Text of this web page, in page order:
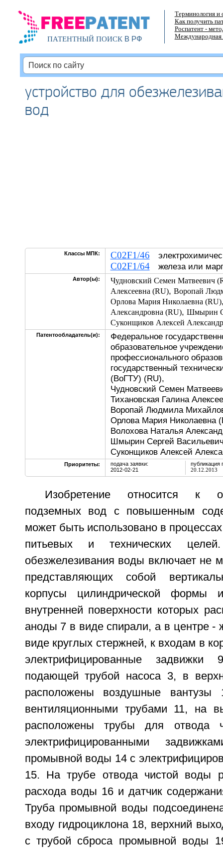
ПАТЕНТНЫЙ ПОИСКВ РФ
Терминология и
Как получить
Роспатент -
Международная
устройство для
вод
Классы МПК: C02F1/46
C02F1/64железа или
Автор(ы):
Чудновский Семен Матвеевич
Алексеевна (RU), Воропай
Орлова Мария Николаевна (RU)
Александровна (RU), Шмырин
Суконщиков Алексей
Патентообладатель(и):
Федеральное
образовательное
профессионального
государственный
(ВоГТУ) (RU),
Чудновский Семен
Тихановская Галина
Воропай Людмила
Орлова Мария Николаевна
Волохова Наталья
Шмырин Сергей
Суконщиков Алексей
Приоритеты:
подача заявки:
2012-02-21
публикация
20.12.2013
Изобретение относится к
подземных вод с повышенным
может быть использовано в
питьевых и технических
обезжелезивания воды включает не
представляющих собой
корпусы цилиндрической формы
внутренней поверхности которых
аноды 7 в виде спирали, а в центре -
виде круглых стержней, к входам в
электрифицированные
подающей трубой насоса 3, в
расположены воздушные вантузы
вентиляционными трубами 11, на
расположены трубы для отвода
электрифицированными
промывной воды 14 с
15. На трубе отвода чистой воды
расхода воды 16 и датчик
Труба промывной воды
входу гидроциклона 18, верхний
с трубой сброса промывной воды